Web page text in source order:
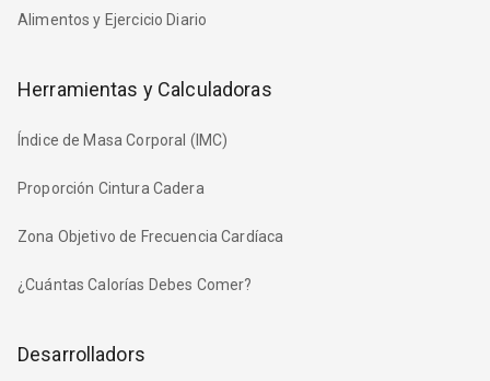
Alimentos y Ejercicio Diario
Herramientas y Calculadoras
Índice de Masa Corporal (IMC)
Proporción Cintura Cadera
Zona Objetivo de Frecuencia Cardíaca
¿Cuántas Calorías Debes Comer?
Desarrolladors